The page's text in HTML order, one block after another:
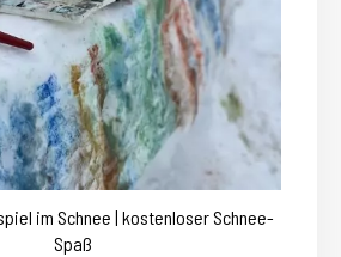
im Schnee | kostenloser Schnee-
Spaß